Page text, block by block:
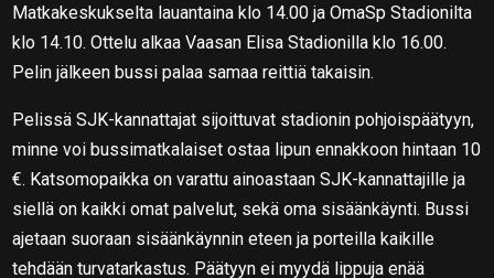
Matkakeskukselta lauantaina klo 14.00 ja OmaSp Stadionilta
klo 14.10. Ottelu alkaa Vaasan Elisa Stadionilla klo 16.00.
Pelin jälkeen bussi palaa samaa reittiä takaisin.
Pelissä SJK-kannattajat sijoittuvat stadionin pohjoispäätyyn,
minne voi bussimatkalaiset ostaa lipun ennakkoon hintaan 10
€. Katsomopaikka on varattu ainoastaan SJK-kannattajille ja
siellä on kaikki omat palvelut, sekä oma sisäänkäynti. Bussi
ajetaan suoraan sisäänkäynnin eteen ja porteilla kaikille
tehdään turvatarkastus. Päätyyn ei myydä lippuja enää